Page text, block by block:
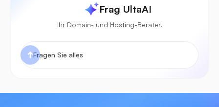
Frag UltaAI
Ihr Domain- und Hosting-Berater.